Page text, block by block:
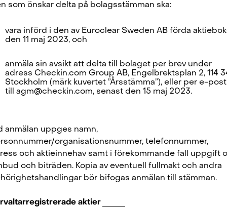
som önskar delta på bolagsstämman ska:
vara införd i den av Euroclear Sweden AB förda
den 11 maj 2023, och
anmäla sin avsikt att delta till bolaget per brev under
adress Checkin.com Group AB, Engelbrektsplan 2, 114
Stockholm (märk kuvertet ”Årsstämma”), eller per e-post
till agm@checkin.com, senast den 15 maj 2023.
anmälan uppges namn,
organisationsnummer, telefonnummer,
och aktieinnehav samt i förekommande fall uppgift
och biträden. Kopia av eventuell fullmakt och andra
bör bifogas anmälan till stämman.
aktier
Checkin.com Group AB, Grev Turegatan 30, 114 38 Stockholm, Sweden